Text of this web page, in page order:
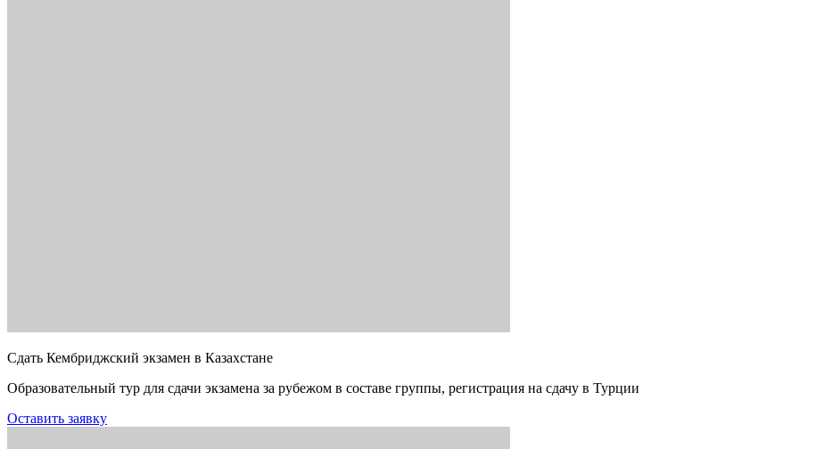
Сдать Кембриджский экзамен в Казахстане
Образовательный тур для сдачи экзамена за рубежом в составе группы, регистрация на сдачу в Турции
Оставить заявку